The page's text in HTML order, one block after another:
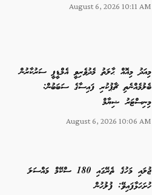
August 6, 2026 10:11 AM
މިއަދު މިއޮއް ޙާލަތު މެދުވެރިވީ އެމްޑީޕީ ސަރުކާރުން
ބެލުމެއްނެތި ޗާޕުކުރި ފައިސާގެ ސަބަބުން:
މިނިސްޓަރު ޝިޔާމް
August 6, 2026 10:06 AM
ޖުލައި މަހުގެ ތެރޭގައި 180 ސްކޭމް މައްސަލަ
ހުށަހަޅާފައިވޭ: ފުލުހުން